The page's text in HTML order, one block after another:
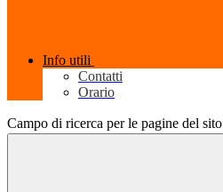
Info utili
Contatti
Orario
Campo di ricerca per le pagine del sito